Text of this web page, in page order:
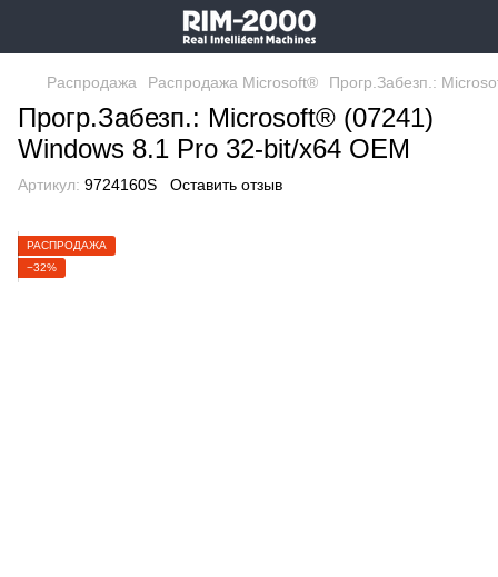
Распродажа Распродажа Microsoft® Прогр.Забезп.:
Прогр.Забезп.: Microsoft® (07241)
Windows 8.1 Pro 32-bit/x64 OEM
Артикул: 9724160S Оставить отзыв
РАСПРОДАЖА
−32%